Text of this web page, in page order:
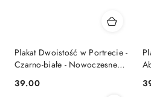
Plakat Dwoistość w Portrecie -
Czarno-białe - Nowoczesne
Cena:
39.00